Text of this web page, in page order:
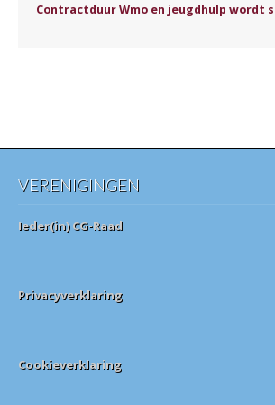
Contractduur Wmo en jeugdhulp wordt
VERENIGINGEN
Ieder(in) CG-Raad
Privacyverklaring
Cookieverklaring